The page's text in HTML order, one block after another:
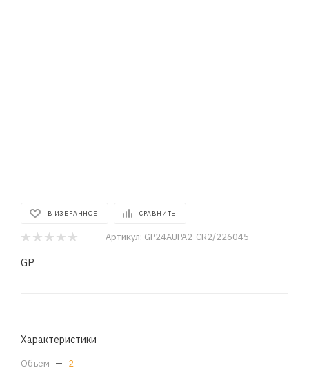
В ИЗБРАННОЕ СРАВНИТЬ
Артикул: GP24AUPA2-CR2/226045
GP
Характеристики
Объем — 2